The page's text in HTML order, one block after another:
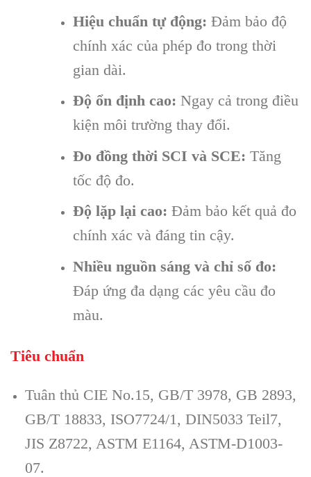
Hiệu chuẩn tự động: Đảm bảo độ
chính xác của phép đo trong thời
gian dài.
Độ ổn định cao: Ngay cả trong điều
kiện môi trường thay đổi.
Đo đồng thời SCI và SCE: Tăng
tốc độ đo.
Độ lặp lại cao: Đảm bảo kết quả đo
chính xác và đáng tin cậy.
Nhiều nguồn sáng và chỉ số đo:
Đáp ứng đa dạng các yêu cầu đo
màu.
Tiêu chuẩn
Tuân thủ CIE No.15, GB/T 3978, GB 2893,
GB/T 18833, ISO7724/1, DIN5033 Teil7,
JIS Z8722, ASTM E1164, ASTM-D1003-
07.